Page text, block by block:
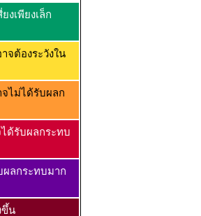
เพียงเล็ก
จต้องระวังใน
ไม่ได้รับผลก
ด้รับผลกระทบ
ลกระทบมาก
ขึ้น